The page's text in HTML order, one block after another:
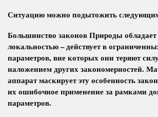
Ситуацию можно подытожить
Большинство законов Природы
локальностью – действует в
параметров, вне которых они теряют
наложением других закономерностей.
аппарат маскирует эту особенность
их ошибочное применение за рамками
параметров.